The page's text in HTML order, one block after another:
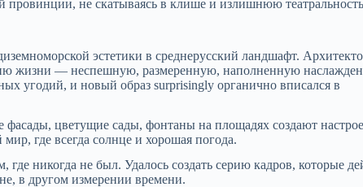
не скатываясь в клише и излишнюю
эстетики в среднерусский ландшафт.
жизни — неспешную, размеренную, наполненную
угодий, и новый образ surprisingly органично вписался в
цветущие сады, фонтаны на площадях создают
где всегда солнце и хорошая погода.
никогда не был. Удалось создать серию кадров, которые
в другом измерении времени.